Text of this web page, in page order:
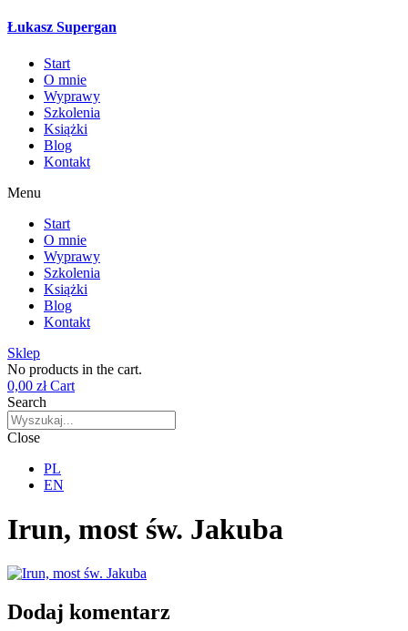
Łukasz Supergan
Start
O mnie
Wyprawy
Szkolenia
Książki
Blog
Kontakt
Menu
Start
O mnie
Wyprawy
Szkolenia
Książki
Blog
Kontakt
Sklep
No products in the cart.
0,00 zł Cart
Search
Close
PL
EN
Irun, most św. Jakuba
Dodaj komentarz